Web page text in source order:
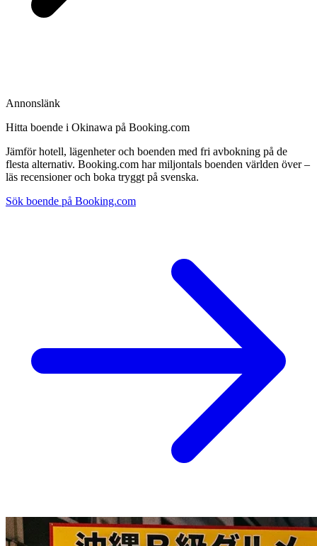
Annonslänk
Hitta boende i Okinawa på Booking.com
Jämför hotell, lägenheter och boenden med fri avbokning på de
flesta alternativ. Booking.com har miljontals boenden världen över –
läs recensioner och boka tryggt på svenska.
Sök boende på Booking.com